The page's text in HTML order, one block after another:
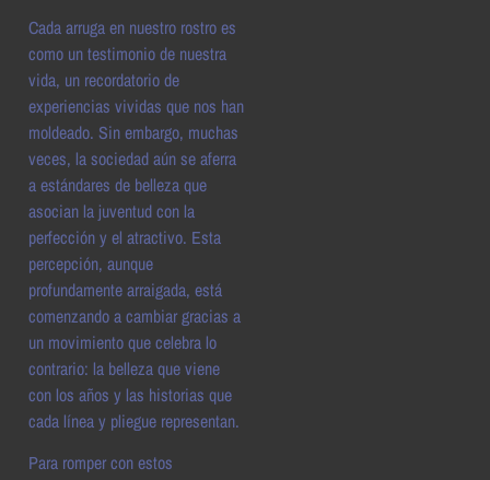
Cada arruga en nuestro rostro es
como un testimonio de nuestra
vida, un recordatorio de
experiencias vividas que nos han
moldeado. Sin embargo, muchas
veces, la sociedad aún se aferra
a estándares de belleza que
asocian la juventud con la
perfección y el atractivo. Esta
percepción, aunque
profundamente arraigada, está
comenzando a cambiar gracias a
un movimiento que celebra lo
contrario: la belleza que viene
con los años y las historias que
cada línea y pliegue representan.
Para romper con estos